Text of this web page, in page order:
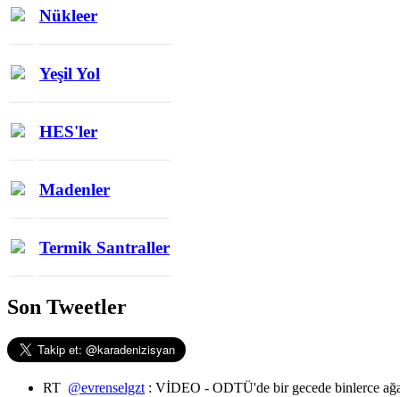
Nükleer
Yeşil Yol
HES'ler
Madenler
Termik Santraller
Son Tweetler
RT @evrenselgzt : VİDEO - ODTÜ'de bir gecede binlerce